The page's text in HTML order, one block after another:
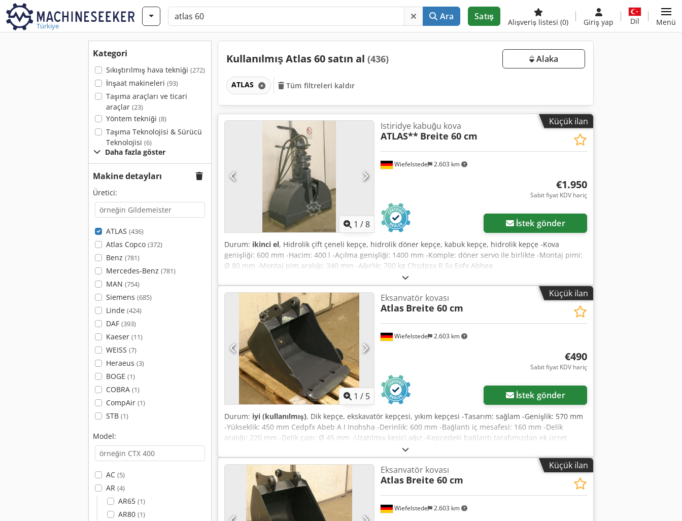
Türkiye
Ara Satış
Alışveriş listesi (0) Giriş yap Dil Menü
Kategori
Sıkıştırılmış hava tekniği (272)
İnşaat makineleri (93)
Taşıma araçları ve ticari
araçlar (23)
Yöntem tekniği (8)
Taşıma Teknolojisi & Sürücü
Teknolojisi (6)
Daha fazla göster
Makine detayları
Üretici:
ATLAS (436)
Atlas Copco (372)
Benz (781)
Mercedes-Benz (781)
MAN (754)
Siemens (685)
Linde (424)
DAF (393)
Kaeser (11)
WEISS (7)
Heraeus (3)
BOGE (1)
COBRA (1)
CompAir (1)
STB (1)
Model:
AC (5)
AR (4)
AR65 (1)
AR80 (1)
Kullanılmış Atlas 60 satın al (436) Alaka
ATLAS Tüm filtreleri kaldır
Küçük ilan
1 /8
Wiefelstede 2.603 km
Istiridye kabuğu kova
ATLAS** Breite 60 cm
€1.950
Sabit fiyat KDV hariç
İstek gönder
Durum: ikinci el, Hidrolik çift çeneli kepçe, hidrolik döner kepçe, kabuk kepçe, hidrolik kepçe -Kova
genişliği: 600 mm -Hacim: 400 l -Açılma genişliği: 1400 mm -Komple: döner servo ile birlikte -Montaj pimi:
Ø 80 mm -Montaj pim aralığı: 340 mm -Ağırlık: 700 kg Chsdpsx R Sv Eofx Abhea
Küçük ilan
1 / 5
Wiefelstede 2.603 km
Eksanvatör kovası
Atlas Breite 60 cm
€490
Sabit fiyat KDV hariç
İstek gönder
Durum: iyi (kullanılmış), Dik kepçe, ekskavatör kepçesi, yıkım kepçesi -Tasarım: sağlam -Genişlik: 570 mm
-Yükseklik: 450 mm Cedpfx Abeb A I Inohsha -Derinlik: 600 mm -Bağlantı iç mesafesi: 160 mm -Delik
aralığı: 220 mm -Delik çapı: Ø 45 mm -Uzatılmış kesici ağız -Kepçedeki bağlantı tarafımızdan ek ücret
Küçük ilan
Wiefelstede 2.603 km
Eksanvatör kovası
Atlas Breite 60 cm